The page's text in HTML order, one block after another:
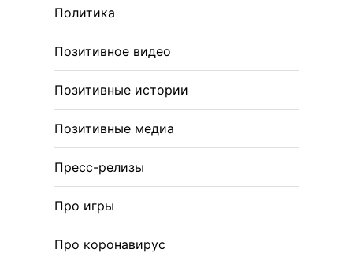
Политика
Позитивное видео
Позитивные истории
Позитивные медиа
Пресс-релизы
Про игры
Про коронавирус